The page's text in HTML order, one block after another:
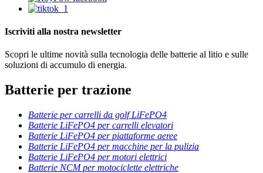
Iscriviti alla nostra newsletter
Scopri le ultime novità sulla tecnologia delle batterie al litio e sulle
soluzioni di accumulo di energia.
Batterie per trazione
Batterie per carrelli da golf LiFePO4
Batterie LiFePO4 per carrelli elevatori
Batterie LiFePO4 per piattaforme aeree
Batterie LiFePO4 per macchine per la pulizia
Batterie LiFePO4 per motori elettrici
Batterie NCM per motociclette elettriche